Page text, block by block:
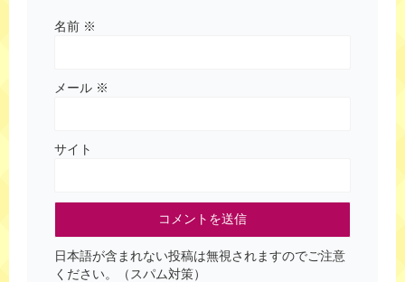
名前 ※
メール ※
サイト
日本語が含まれない投稿は無視されますのでご注意
ください。（スパム対策）